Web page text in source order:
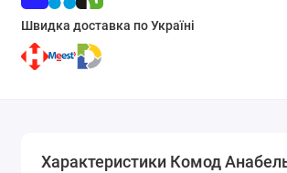
Швидка доставка по Україні
Характеристики Комод